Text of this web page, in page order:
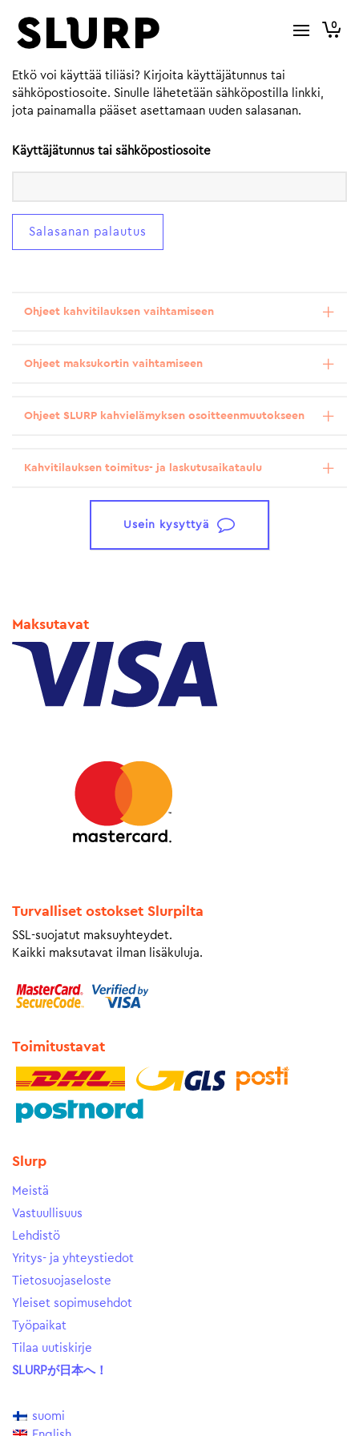
0
Etkö voi käyttää tiliäsi? Kirjoita käyttäjätunnus tai
sähköpostiosoite. Sinulle lähetetään sähköpostilla linkki,
jota painamalla pääset asettamaan uuden salasanan.
Käyttäjätunnus tai sähköpostiosoite
Ohjeet kahvitilauksen vaihtamiseen
Ohjeet maksukortin vaihtamiseen
Ohjeet SLURP kahvielämyksen osoitteenmuutokseen
Kahvitilauksen toimitus- ja laskutusaikataulu
Usein kysyttyä
Maksutavat
Turvalliset ostokset Slurpilta
SSL-suojatut maksuyhteydet.
Kaikki maksutavat ilman lisäkuluja.
Toimitustavat
Slurp
Meistä
Vastuullisuus
Lehdistö
Yritys- ja yhteystiedot
Tietosuojaseloste
Yleiset sopimusehdot
Työpaikat
Tilaa uutiskirje
SLURPが日本へ！
suomi